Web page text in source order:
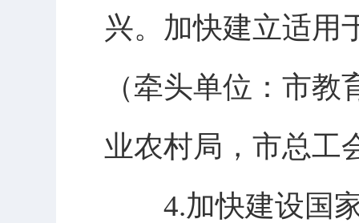
兴。加快建立适用
（牵头单位：市
业农村局，市总工
4.加快建设国家